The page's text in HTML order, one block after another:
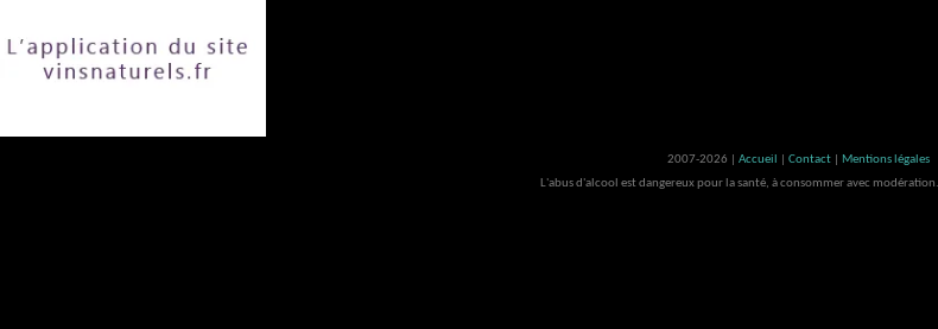
2007-2026 | Accueil Contact
Mentions légales
L'abus d'alcool est dangereux pour la santé, à consommer avec